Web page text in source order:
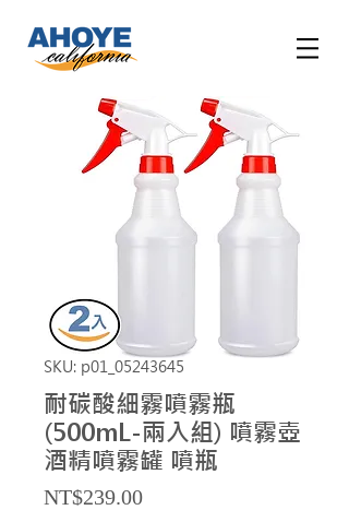
SKU: p01_05243645
耐碳酸細霧噴霧瓶
(500mL-兩入組) 噴霧壺
酒精噴霧罐 噴瓶
NT$239.00Price